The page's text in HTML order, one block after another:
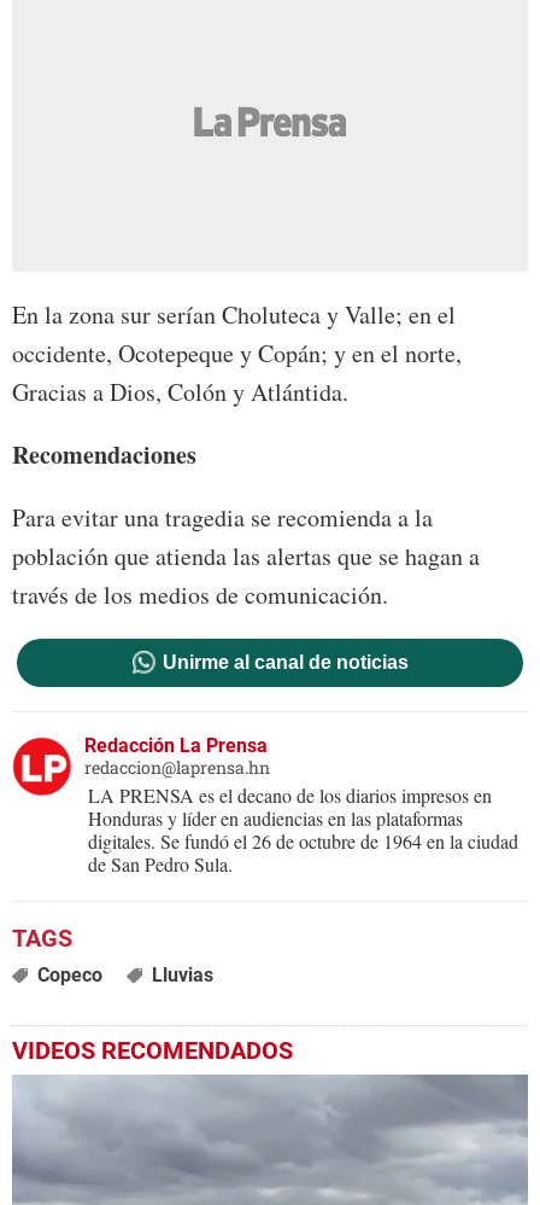
En la zona sur serían Choluteca y Valle; en el
occidente, Ocotepeque y Copán; y en el norte,
Gracias a Dios, Colón y Atlántida.
Recomendaciones
Para evitar una tragedia se recomienda a la
población que atienda las alertas que se hagan a
través de los medios de comunicación.
Unirme al canal de noticias
Redacción La Prensa
redaccion@laprensa.hn
LA PRENSA es el decano de los diarios impresos en
Honduras y líder en audiencias en las plataformas
digitales. Se fundó el 26 de octubre de 1964 en la ciudad
de San Pedro Sula.
Copeco Lluvias
VIDEOS RECOMENDADOS